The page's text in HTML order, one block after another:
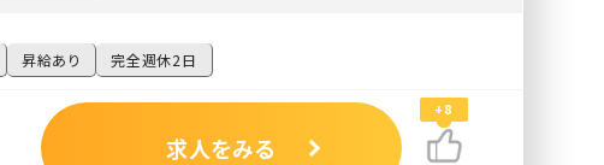
昇給あり 完全週休2日
求人をみる
+8